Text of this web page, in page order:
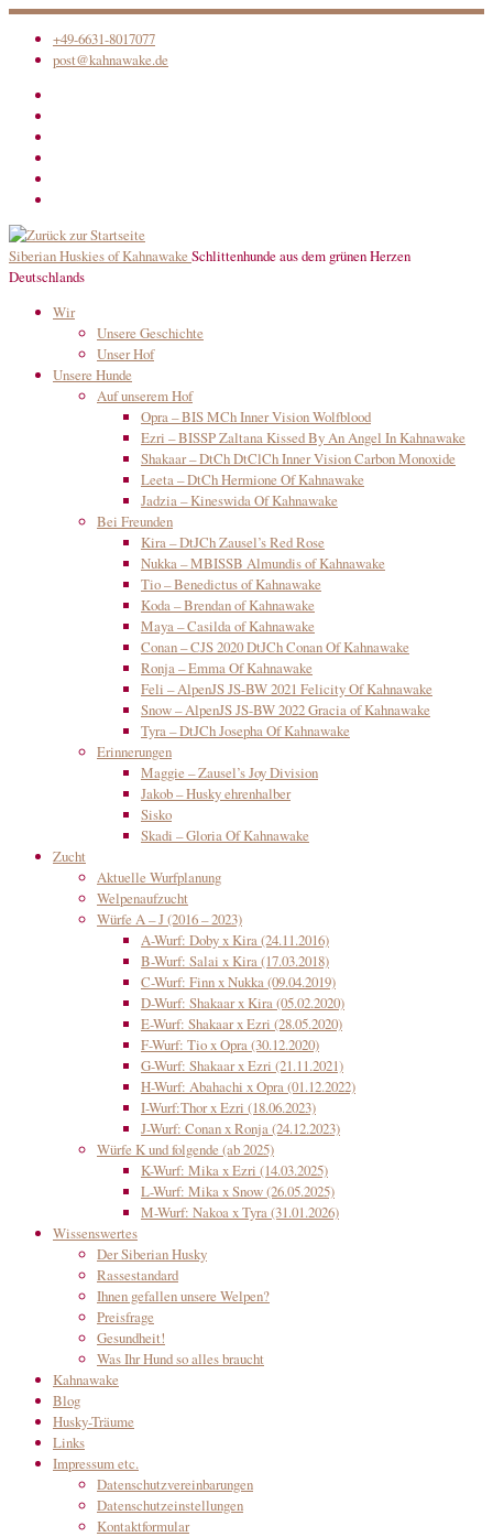
Zum
Inhalt
springen
+49-6631-8017077
post@kahnawake.de
Siberian Huskies of Kahnawake Schlittenhunde aus dem grünen Herzen
Deutschlands
Wir
Unsere Geschichte
Unser Hof
Unsere Hunde
Auf unserem Hof
Opra – BIS MCh Inner Vision Wolfblood
Ezri – BISSP Zaltana Kissed By An Angel In Kahnawake
Shakaar – DtCh DtClCh Inner Vision Carbon Monoxide
Leeta – DtCh Hermione Of Kahnawake
Jadzia – Kineswida Of Kahnawake
Bei Freunden
Kira – DtJCh Zausel’s Red Rose
Nukka – MBISSB Almundis of Kahnawake
Tio – Benedictus of Kahnawake
Koda – Brendan of Kahnawake
Maya – Casilda of Kahnawake
Conan – CJS 2020 DtJCh Conan Of Kahnawake
Ronja – Emma Of Kahnawake
Feli – AlpenJS JS-BW 2021 Felicity Of Kahnawake
Snow – AlpenJS JS-BW 2022 Gracia of Kahnawake
Tyra – DtJCh Josepha Of Kahnawake
Erinnerungen
Maggie – Zausel’s Joy Division
Jakob – Husky ehrenhalber
Sisko
Skadi – Gloria Of Kahnawake
Zucht
Aktuelle Wurfplanung
Welpenaufzucht
Würfe A – J (2016 – 2023)
A-Wurf: Doby x Kira (24.11.2016)
B-Wurf: Salai x Kira (17.03.2018)
C-Wurf: Finn x Nukka (09.04.2019)
D-Wurf: Shakaar x Kira (05.02.2020)
E-Wurf: Shakaar x Ezri (28.05.2020)
F-Wurf: Tio x Opra (30.12.2020)
G-Wurf: Shakaar x Ezri (21.11.2021)
H-Wurf: Abahachi x Opra (01.12.2022)
I-Wurf:Thor x Ezri (18.06.2023)
J-Wurf: Conan x Ronja (24.12.2023)
Würfe K und folgende (ab 2025)
K-Wurf: Mika x Ezri (14.03.2025)
L-Wurf: Mika x Snow (26.05.2025)
M-Wurf: Nakoa x Tyra (31.01.2026)
Wissenswertes
Der Siberian Husky
Rassestandard
Ihnen gefallen unsere Welpen?
Preisfrage
Gesundheit!
Was Ihr Hund so alles braucht
Kahnawake
Blog
Husky-Träume
Links
Impressum etc.
Datenschutzvereinbarungen
Datenschutzeinstellungen
Kontaktformular